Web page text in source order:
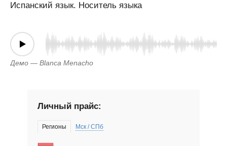
Испанский язык. Носитель языка
Демо — Blanca Menacho
Личный прайс:
Регионы Мск / СПб